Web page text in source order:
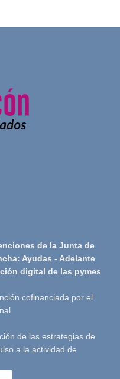
de la Junta de
Ayudas - Adelante
digital de las pymes
cofinanciada por el
de las estrategias de
a la actividad de